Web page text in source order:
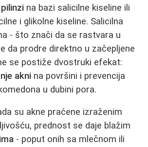
na bazi salicilne kiseline ili
i glikolne kiseline. Salicilna
- što znači da se rastvara u
da prodre direktno u začepljene
se postiže dvostruki efekat:
akni na površini i prevencija
u dubini pora.
su akne praćene izraženim
prednost se daje blažim
- poput onih sa mlečnom ili